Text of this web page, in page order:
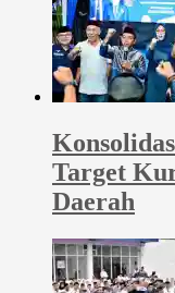
Target
Daerah